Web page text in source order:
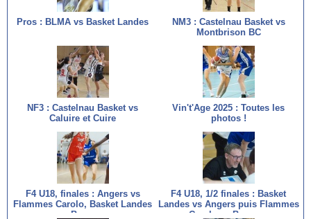
Pros : BLMA vs Basket Landes
NM3 : Castelnau Basket vs
Montbrison BC
NF3 : Castelnau Basket vs
Caluire et Cuire
Vin't'Age 2025 : Toutes les
photos !
F4 U18, finales : Angers vs
Flammes Carolo, Basket Landes
vs Bourges
F4 U18, 1/2 finales : Basket
Landes vs Angers puis Flammes
Carolo vs Bourges